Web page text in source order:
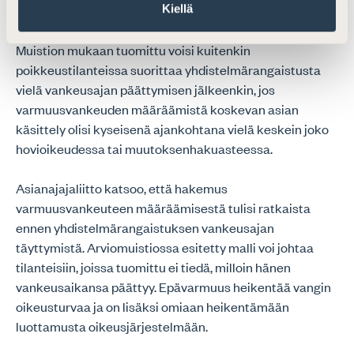
Kiellä
varmuusvankeuteen määräämisestä olisi tehty ennen
yhdistelmärangaistuksen vankeusjan päättymistä.
Muistion mukaan tuomittu voisi kuitenkin
poikkeustilanteissa suorittaa yhdistelmärangaistusta
vielä vankeusajan päättymisen jälkeenkin, jos
varmuusvankeuden määräämistä koskevan asian
käsittely olisi kyseisenä ajankohtana vielä keskein joko
hovioikeudessa tai muutoksenhakuasteessa.
Asianajajaliitto katsoo, että hakemus
varmuusvankeuteen määräämisestä tulisi ratkaista
ennen yhdistelmärangaistuksen vankeusajan
täyttymistä. Arviomuistiossa esitetty malli voi johtaa
tilanteisiin, joissa tuomittu ei tiedä, milloin hänen
vankeusaikansa päättyy. Epävarmuus heikentää vangin
oikeusturvaa ja on lisäksi omiaan heikentämään
luottamusta oikeusjärjestelmään.